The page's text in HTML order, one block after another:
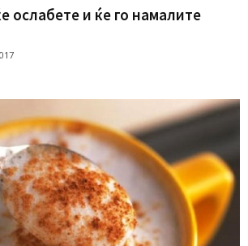
ослабете и ќе го намалите